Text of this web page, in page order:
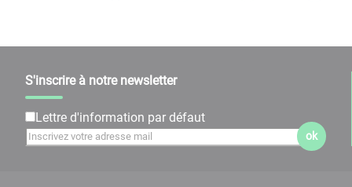
S'inscrire à notre newsletter
Lettre d'information par défaut
ok